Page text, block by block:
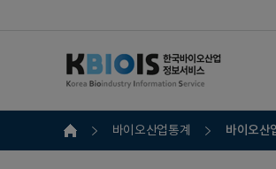
바이오산업통계 바이오산